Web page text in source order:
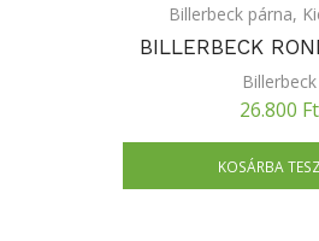
Billerbeck párna,
BILLERBECK
Billerbeck
26.800 Ft
KOSÁRBA